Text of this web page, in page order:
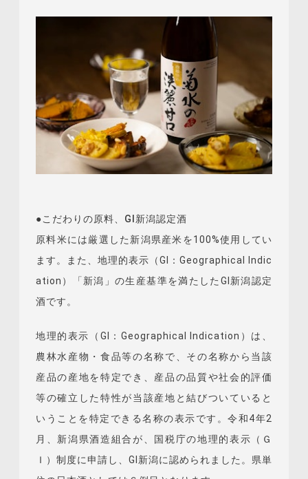
●こだわりの原料、GI新潟認定酒
原料米には厳選した新潟県産米を100%使用してい
ます。また、地理的表示（GI：Geographical Indic
ation）「新潟」の生産基準を満たしたGI新潟認定
酒です。
地理的表示（GI：Geographical Indication）は、
農林水産物・食品等の名称で、その名称から当該
産品の産地を特定でき、産品の品質や社会的評価
等の確立した特性が当該産地と結びついていると
いうことを特定できる名称の表示です。令和4年2
月、新潟県酒造組合が、国税庁の地理的表示（Ｇ
Ｉ）制度に申請し、GI新潟に認められました。県単